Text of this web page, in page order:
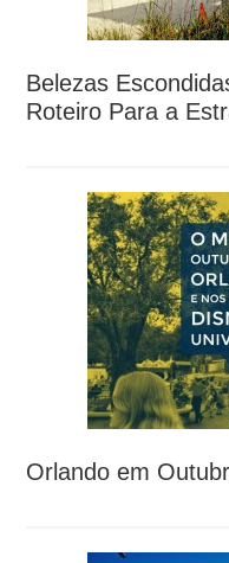
Belezas
Roteiro Para a
Orlando em